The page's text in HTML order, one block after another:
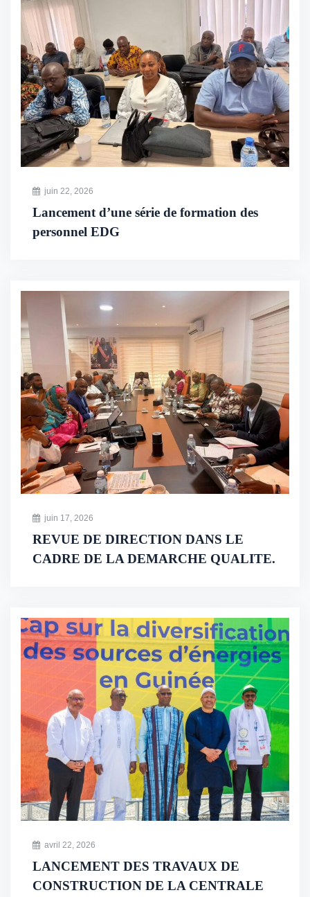
juin 22, 2026
Lancement d’une série de formation des
personnel EDG
juin 17, 2026
REVUE DE DIRECTION DANS LE
CADRE DE LA DEMARCHE QUALITE.
avril 22, 2026
LANCEMENT DES TRAVAUX DE
CONSTRUCTION DE LA CENTRALE